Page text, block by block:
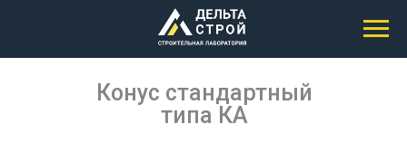
Конус стандартный
типа КА